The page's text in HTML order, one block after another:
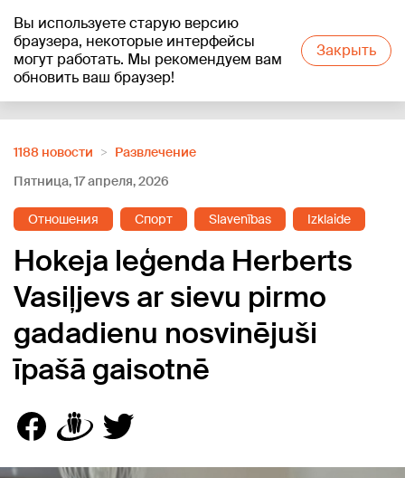
Вы используете старую версию
браузера, некоторые интерфейсы
могут работать. Мы рекомендуем вам
обновить ваш браузер!
Закрыть
+15°C
1188 новости
Развлечение
Пятница, 17 апреля, 2026
Отношения Спорт Slavenības Izklaide
Hokeja leģenda Herberts
Vasiļjevs ar sievu pirmo
gadadienu nosvinējuši
īpašā gaisotnē